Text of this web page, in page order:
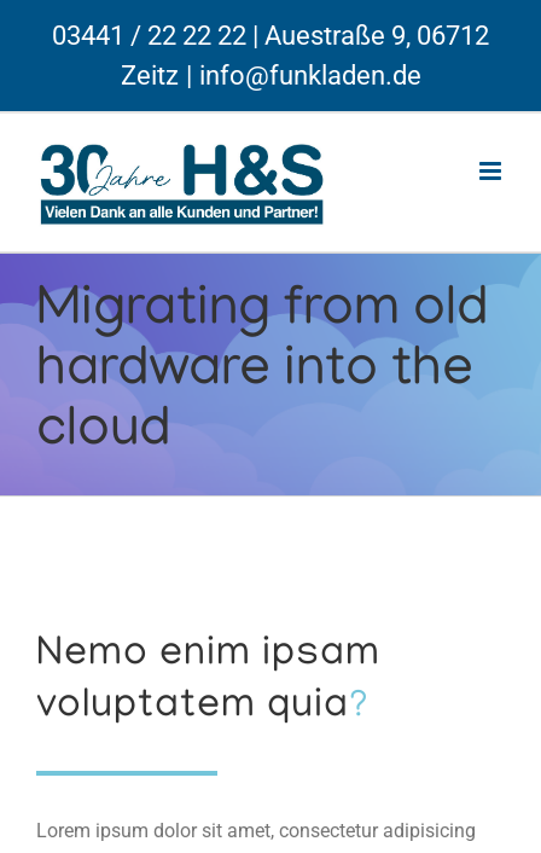
03441 / 22 22 22 | Auestraße 9, 06712
Zeitz | info@funkladen.de
Migrating from old
hardware into the
cloud
Nemo enim ipsam
voluptatem quia?
Lorem ipsum dolor sit amet, consectetur adipisicing